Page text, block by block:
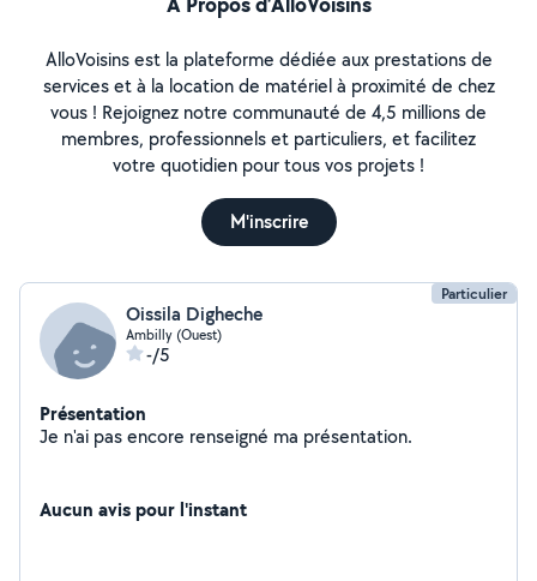
AlloVoisins est la plateforme dédiée aux prestations de
services et à la location de matériel à proximité de chez
vous ! Rejoignez notre communauté de 4,5 millions de
membres, professionnels et particuliers, et facilitez
votre quotidien pour tous vos projets !
M'inscrire
Particulier
Oissila Digheche
Ambilly (Ouest)
-/5
Présentation
Je n'ai pas encore renseigné ma présentation.
Aucun avis pour l'instant